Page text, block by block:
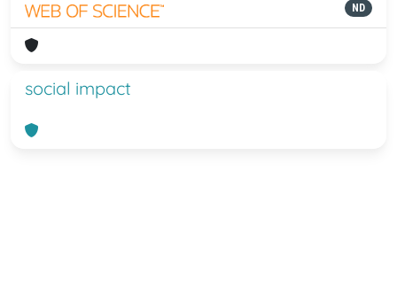
ND
social impact